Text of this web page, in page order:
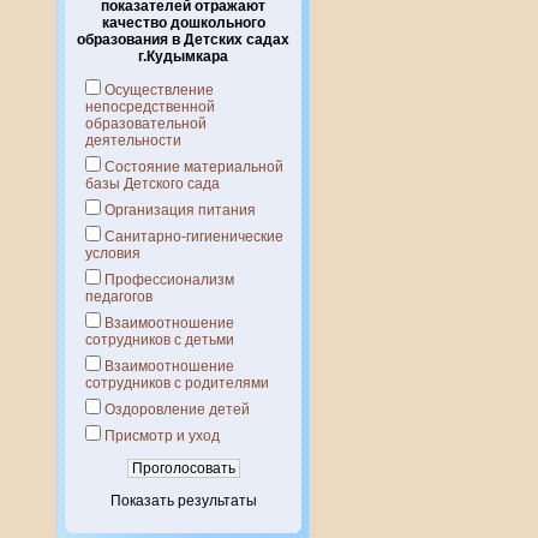
показателей отражают
качество дошкольного
образования в Детских садах
г.Кудымкара
Осуществление
непосредственной
образовательной
деятельности
Состояние материальной
базы Детского сада
Организация питания
Санитарно-гигиенические
условия
Профессионализм
педагогов
Взаимоотношение
сотрудников с детьми
Взаимоотношение
сотрудников с родителями
Оздоровление детей
Присмотр и уход
Показать результаты